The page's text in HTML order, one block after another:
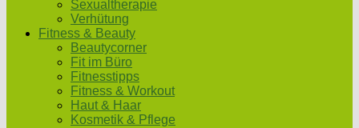
Sexualtherapie
Verhütung
Fitness & Beauty
Beautycorner
Fit im Büro
Fitnesstipps
Fitness & Workout
Haut & Haar
Kosmetik & Pflege